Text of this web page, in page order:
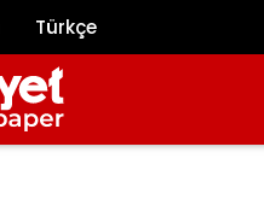
Türkçe